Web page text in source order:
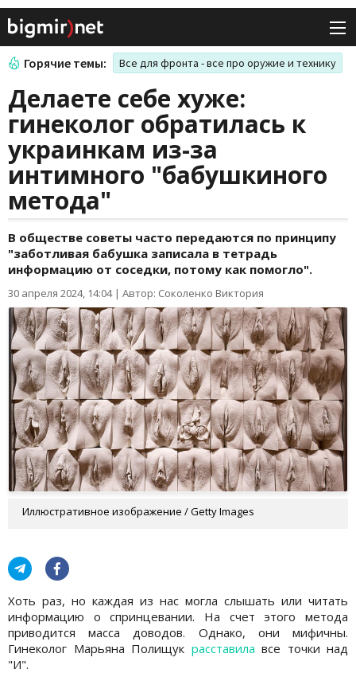
Горячие темы: Все для фронта - все про оружие и технику
Делаете себе хуже:
гинеколог обратилась к
украинкам из-за
интимного "бабушкиного
метода"
В обществе советы часто передаются по принципу
"заботливая бабушка записала в тетрадь
информацию от соседки, потому как помогло".
30 апреля 2024, 14:04| Автор: Соколенко Виктория
Иллюстративное изображение / Getty Images
Хоть раз, но каждая из нас могла слышать или читать
информацию о спринцевании. На счет этого метода
приводится масса доводов. Однако, они мифичны.
Гинеколог Марьяна Полищук расставила все точки над
"И".